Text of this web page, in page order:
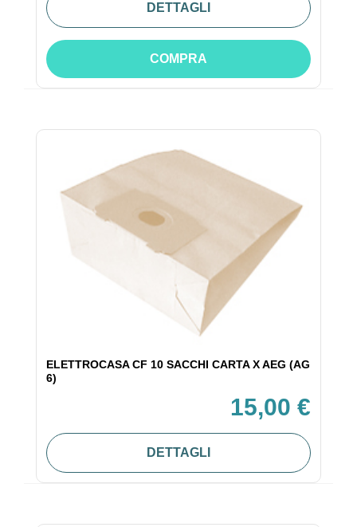
DETTAGLI
COMPRA
ELETTROCASA CF 10 SACCHI CARTA X AEG (AG
6)
15,00 €
DETTAGLI